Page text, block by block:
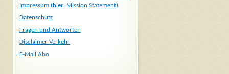
Impressum (hier: Mission Statement)
Datenschutz
Fragen und Antworten
Disclaimer Verkehr
E-Mail Abo